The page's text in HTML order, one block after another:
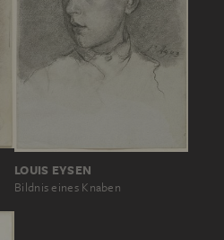
LOUIS EYSEN
Bildnis eines Knaben